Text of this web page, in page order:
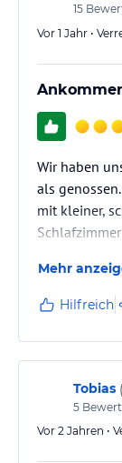
15
Vor 1 Jahr •
Wir haben
als
mit kleiner,
Frühstück
hat an
Eierspeisen
Pancake,
gebracht.
Kurzum es
Mehr
Hilfreich
Tobias (
5
Vor 2 Jahren •